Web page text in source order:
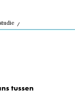
/
tussen